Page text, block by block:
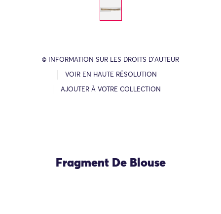
© INFORMATION SUR LES DROITS D’AUTEUR
VOIR EN HAUTE RÉSOLUTION
AJOUTER À VOTRE COLLECTION
Fragment De Blouse